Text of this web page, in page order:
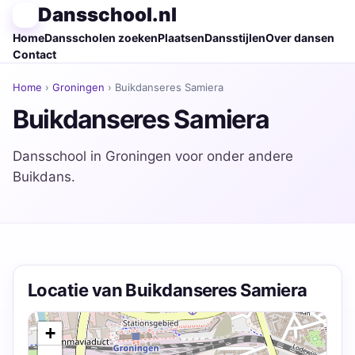
Dansschool.nl
HomeDansscholen zoekenPlaatsenDansstijlenOver dansen
Contact
Home › Groningen › Buikdanseres Samiera
Buikdanseres Samiera
Dansschool in Groningen voor onder andere
Buikdans.
Locatie van Buikdanseres Samiera
+